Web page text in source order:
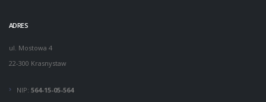
ADRES
ul. Mostowa 4
22-300 Krasnystaw
NIP: 564-15-05-564